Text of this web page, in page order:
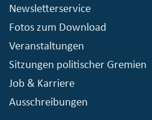
Newsletterservice
Fotos zum Download
Veranstaltungen
Sitzungen politischer Gremien
Job & Karriere
Ausschreibungen